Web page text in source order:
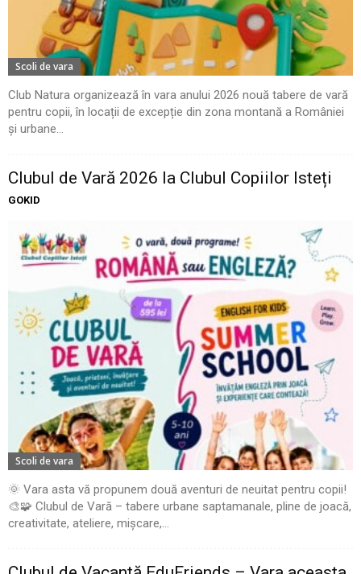
Scoli de vara
Club Natura organizează în vara anului 2026 nouă tabere de vară
pentru copii, în locații de excepție din zona montană a României
și urbane...
Clubul de Vară 2026 la Clubul Copiilor Isteți
GOKID
Scoli de vara
🌞 Vara asta vă propunem două aventuri de neuitat pentru copii!
🎨🧩 Clubul de Vară – tabere urbane saptamanale, pline de joacă,
creativitate, ateliere, mișcare,...